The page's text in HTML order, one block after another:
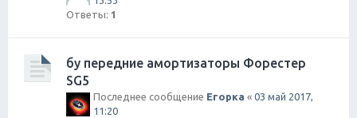
Ответы: 1
бу передние амортизаторы Форестер
SG5
Последнее сообщение Егорка « 03 май 2017,
11:20